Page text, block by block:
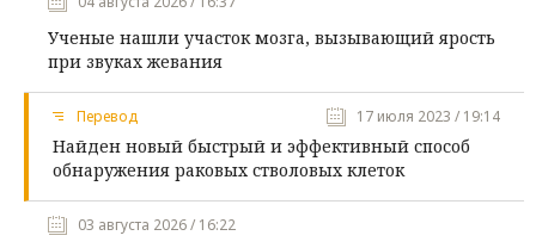
Ученые нашли участок мозга, вызывающий ярость
при звуках жевания
Перевод 17 июля 2023 / 19:14
Найден новый быстрый и эффективный способ
обнаружения раковых стволовых клеток
03 августа 2026 / 16:22